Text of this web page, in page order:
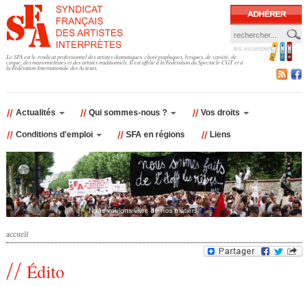
F
r
u
l
i
les essentiels
Le SFA est le syndicat professionnel des artistes dramatiques, chorégraphiques, lyriques, de variété, de
cirque, des marionnettistes et des artistes traditionnels. Il est affilié à la Fédération du Spectacle CGT et à
la Fédération Internationale des Acteurs.
Actualités Qui sommes-nous ? Vos droits
Conditions d'emploi SFA en régions Liens
Nous voulons vivre de nos métiers
o
accueil
Édito